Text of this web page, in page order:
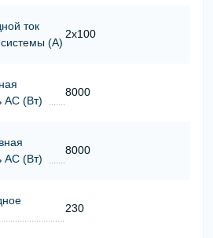
ток
(А)
2x100
АС (Вт)
8000
АС (Вт)
8000
230